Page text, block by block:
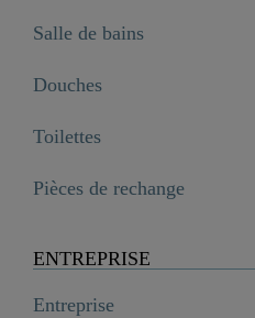
Salle de bains
Douches
Toilettes
Pièces de rechange
ENTREPRISE
Entreprise